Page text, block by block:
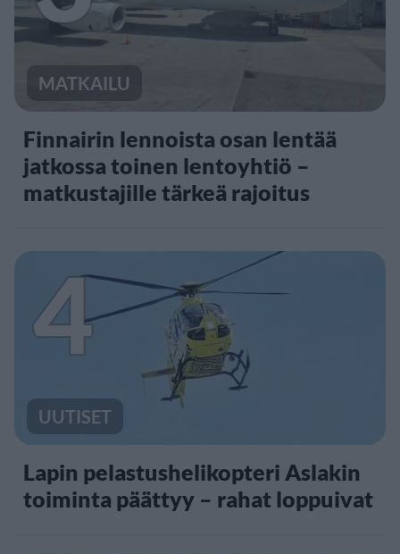
MATKAILU
Finnairin lennoista osan lentää
jatkossa toinen lentoyhtiö –
matkustajille tärkeä rajoitus
4
UUTISET
Lapin pelastushelikopteri Aslakin
toiminta päättyy – rahat loppuivat